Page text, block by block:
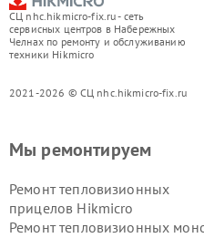
СЦ nhc.hikmicro-fix.ru - сеть
сервисных центров в Набережных
Челнах по ремонту и обслуживанию
техники Hikmicro
2021-2026 © СЦ nhc.hikmicro-fix.ru
Мы ремонтируем
Ремонт тепловизионных
прицелов Hikmicro
Ремонт тепловизионных